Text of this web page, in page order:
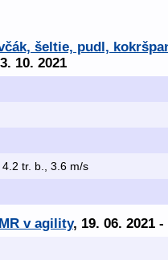
šeltie, pudl,
10. 2021
tr. b., 3.6 m/s
v agility, 19. 06. 2021 -